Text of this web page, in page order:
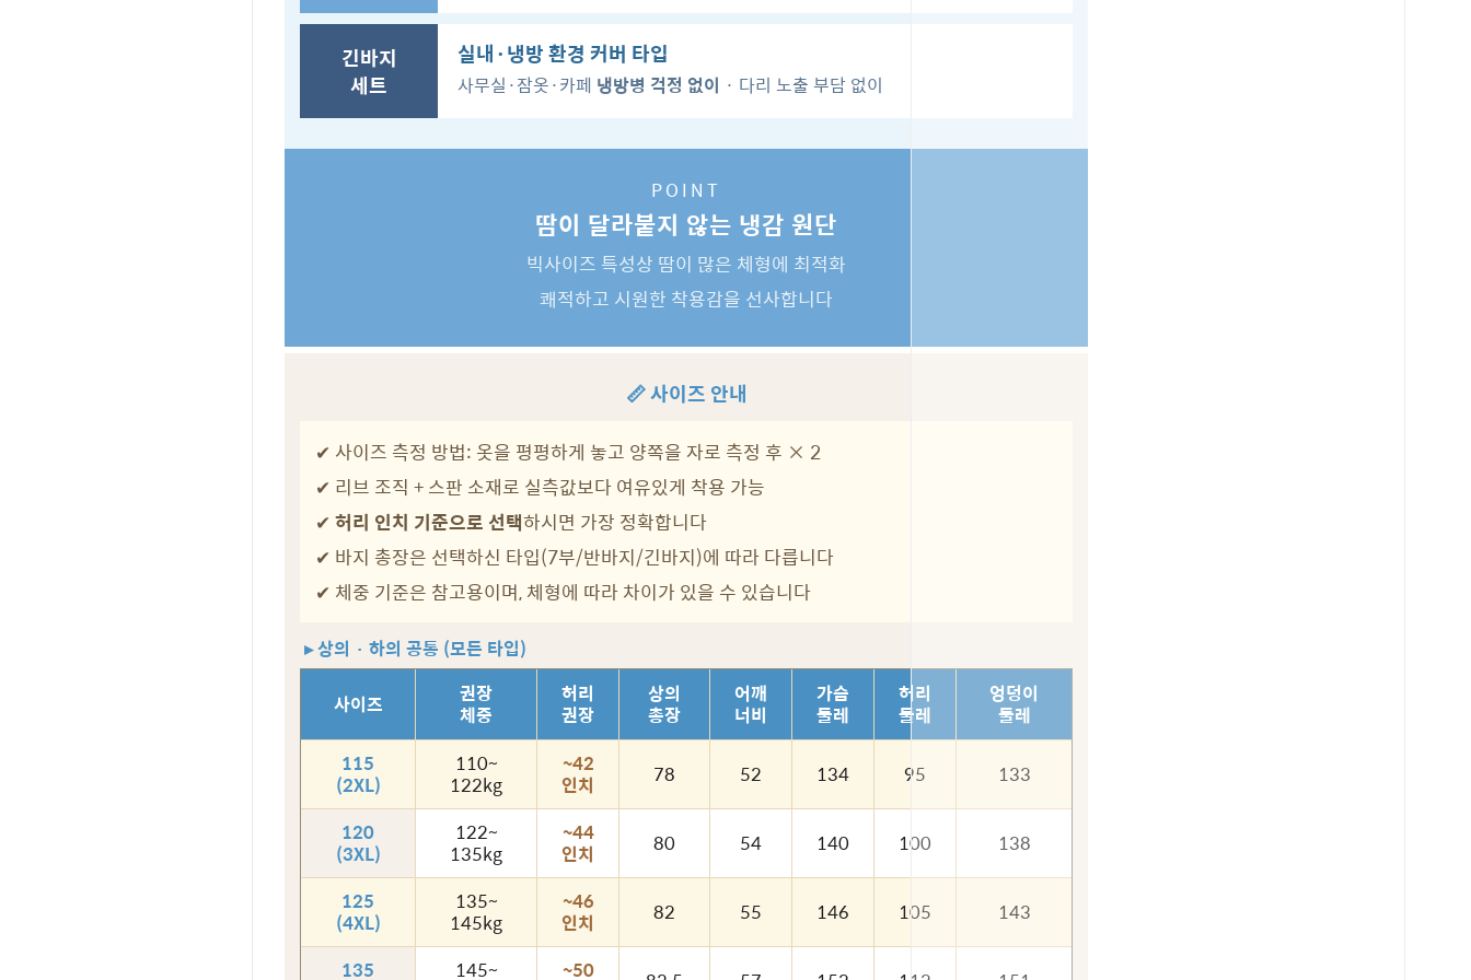
긴바지
세트
실내·냉방 환경 커버 타입
사무실·잠옷·카페 냉방병 걱정 없이 · 다리 노출 부담 없이
POINT
땀이 달라붙지 않는 냉감 원단
빅사이즈 특성상 땀이 많은 체형에 최적화
쾌적하고 시원한 착용감을 선사합니다
📏 사이즈 안내
✔ 사이즈 측정 방법: 옷을 평평하게 놓고 양쪽을 자로 측정 후 × 2
✔ 리브 조직 + 스판 소재로 실측값보다 여유있게 착용 가능
✔ 허리 인치 기준으로 선택하시면 가장 정확합니다
✔ 바지 총장은 선택하신 타입(7부/반바지/긴바지)에 따라 다릅니다
✔ 체중 기준은 참고용이며, 체형에 따라 차이가 있을 수 있습니다
▸ 상의 · 하의 공통 (모든 타입)
사이즈
권장
체중
허리
권장
상의
총장
어깨
너비
가슴
둘레
허리
둘레
엉덩이
둘레
115
(2XL)
110~
122kg
~42
인치
78 52 134 95 133
120
(3XL)
122~
135kg
~44
인치
80 54 140 100 138
125
(4XL)
135~
145kg
~46
인치
82 55 146 105 143
135
145~
~50